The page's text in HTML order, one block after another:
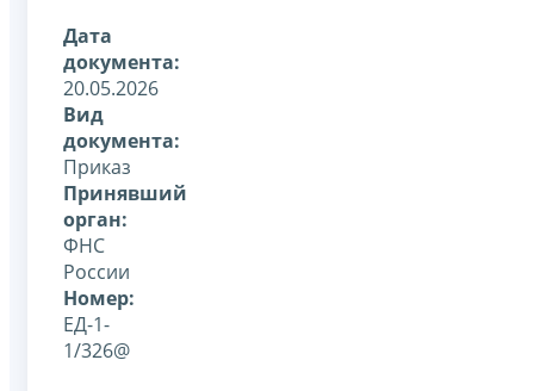
Дата
документа:
20.05.2026
Вид
документа:
Приказ
Принявший
орган:
ФНС
России
Номер:
ЕД-1-
1/326@